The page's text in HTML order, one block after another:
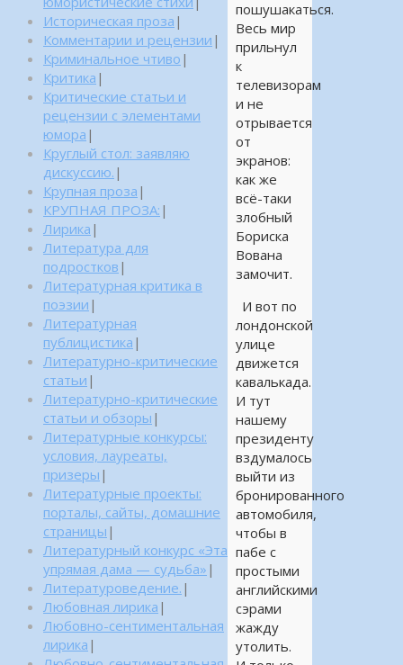
пошушакаться.
Весь мир
прильнул
к
телевизорам
и не
отрывается
от
экранов:
как же
всё-таки
злобный
Бориска
Вована
замочит.
И вот по
лондонской
улице
движется
кавалькада.
И тут
нашему
президенту
вздумалось
выйти из
бронированного
автомобиля,
чтобы в
пабе с
простыми
английскими
сэрами
жажду
утолить.
Историческая проза |
Комментарии и рецензии |
Криминальное чтиво |
Критика |
Критические статьи и
рецензии с элементами
юмора |
Круглый стол: заявляю
дискуссию. |
Крупная проза |
КРУПНАЯ ПРОЗА: |
Лирика |
Литература для
подростков |
Литературная критика в
поэзии |
Литературная
публицистика |
Литературно-критические
статьи |
Литературно-критические
статьи и обзоры |
Литературные конкурсы:
условия, лауреаты,
призеры |
Литературные проекты:
порталы, сайты, домашние
страницы |
Литературный конкурс «Эта
упрямая дама — судьба» |
Литературоведение. |
Любовная лирика |
Любовно-сентиментальная
лирика |